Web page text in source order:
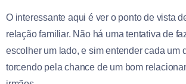
O interessante aqui é ver o ponto de vista
relação familiar. Não há uma tentativa de
escolher um lado, e sim entender cada um
torcendo pela chance de um bom